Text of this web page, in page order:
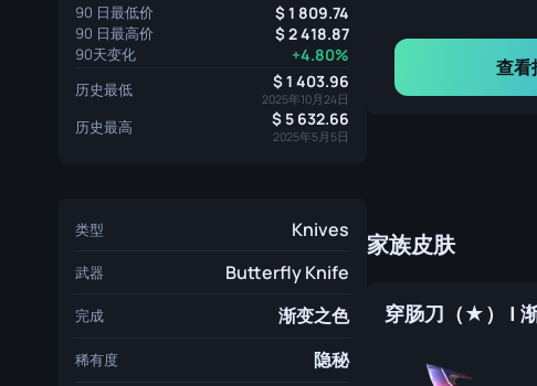
90 日最低价 1 809.74
90 日最高价 2 418.87
90天变化 +4.80%
历史最低 1 403.96
2025年10月24日
历史最高 5 632.66
2025年5月5日
类型 Knives
武器 Butterfly Knife
完成 渐变之色
稀有度 隐秘
查看
家族皮肤